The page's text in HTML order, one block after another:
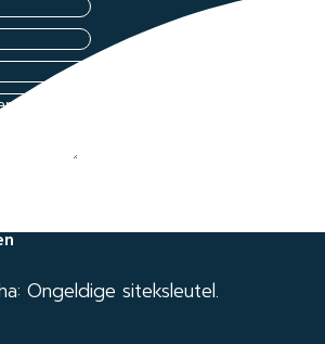
Ongeldige siteksleutel.